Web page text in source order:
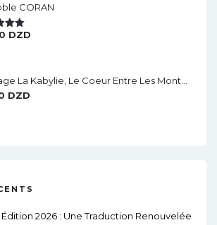
CORAN
5.00DZD
DZD
2026 : Une Traduction Renouvelée